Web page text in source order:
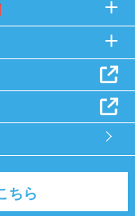
ちら